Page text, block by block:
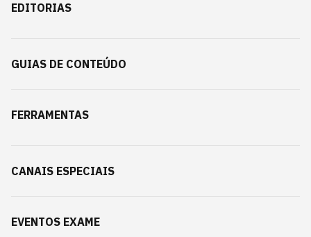
EDITORIAS
GUIAS DE CONTEÚDO
FERRAMENTAS
CANAIS ESPECIAIS
EVENTOS EXAME